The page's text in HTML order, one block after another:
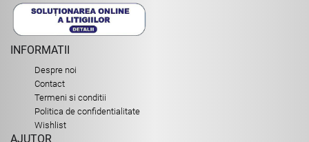
INFORMATII
Despre noi
Contact
Termeni si conditii
Politica de confidentialitate
Wishlist
AJUTOR